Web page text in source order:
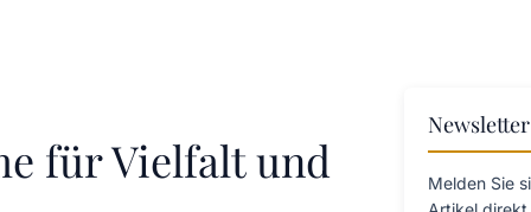
für Vielfalt und
Newsletter
Melden Sie